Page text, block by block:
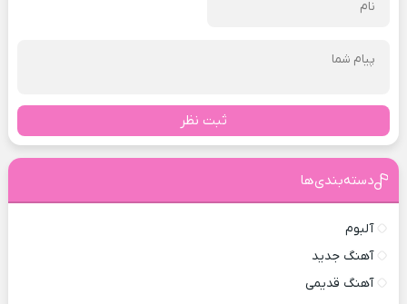
ثبت نظر
دسته‌بندی‌ها
آلبوم
آهنگ جدید
آهنگ قدیمی